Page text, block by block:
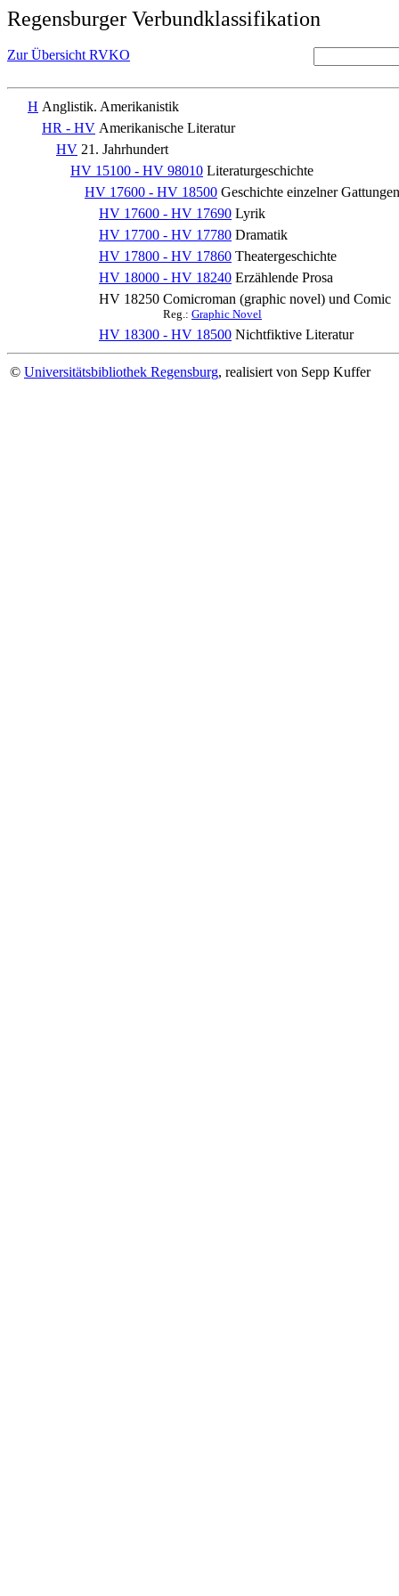
Regensburger Verbundklassifikation
Zur Übersicht RVKO
H Anglistik. Amerikanistik
HR - HV Amerikanische Literatur
HV 21. Jahrhundert
HV 15100 - HV 98010 Literaturgeschichte
HV 17600 - HV 18500 Geschichte einzelner Gattungen
HV 17600 - HV 17690 Lyrik
HV 17700 - HV 17780 Dramatik
HV 17800 - HV 17860 Theatergeschichte
HV 18000 - HV 18240 Erzählende Prosa
HV 18250 Comicroman (graphic novel) und Comic
Reg.: Graphic Novel
HV 18300 - HV 18500 Nichtfiktive Literatur
© Universitätsbibliothek Regensburg, realisiert von Sepp Kuffer